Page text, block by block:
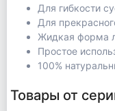
Для гибкости
Для
Жидкая форма
Простое
100%
Товары от